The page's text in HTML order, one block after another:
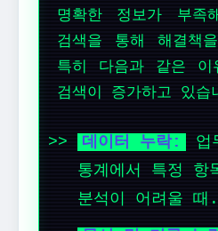
명확한 정보가 부족
검색을 통해 해결책
특히 다음과 같은 이
검색이 증가하고 있습
데이터 누락:
업
통계에서 특정 항
분석이 어려울 때.